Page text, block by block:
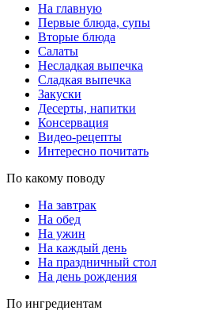
На главную
Первые блюда, супы
Вторые блюда
Салаты
Несладкая выпечка
Сладкая выпечка
Закуски
Десерты, напитки
Консервация
Видео-рецепты
Интересно почитать
По какому поводу
На завтрак
На обед
На ужин
На каждый день
На праздничный стол
На день рождения
По ингредиентам